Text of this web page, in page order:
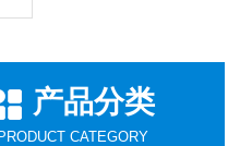
产品分类
PRODUCT CATEGORY